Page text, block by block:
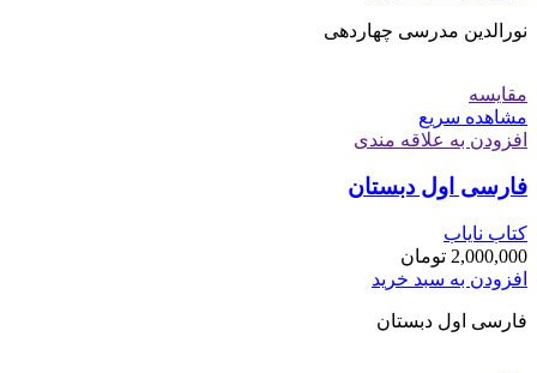
نورالدین مدرسی چهاردهی
مقایسه
مشاهده سریع
افزودن به علاقه مندی
فارسی اول دبستان
کتاب نایاب
2,000,000 تومان
افزودن به سبد خرید
فارسی اول دبستان